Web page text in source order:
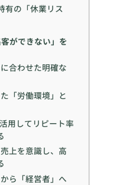
の「休業リス
ができない」を
合わせた明確な
「労働環境」と
用してリピート率
上を意識し、高
ら「経営者」へ